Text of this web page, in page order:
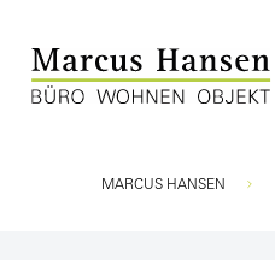
Sie sind hier:
MARCUS HANSEN